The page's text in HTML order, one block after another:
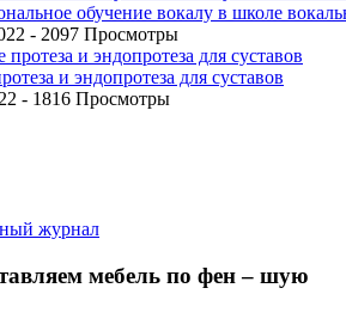
обучение вокалу в школе
- 2097 Просмотры
и эндопротеза для суставов
- 1816 Просмотры
мебель по фен – шую